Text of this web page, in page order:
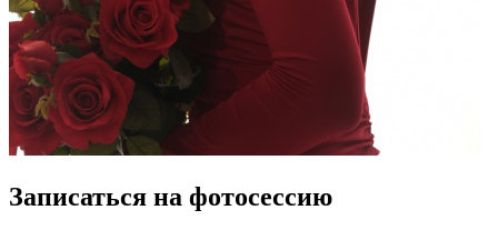
Записаться на фотосессию